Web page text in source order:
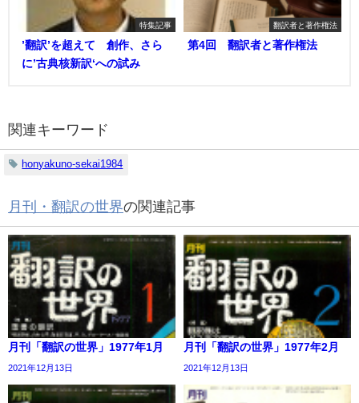
特集記事
’翻訳’を超えて 創作、さら
に’古典核新訳‘への試み
翻訳者と著作権法
第4回 翻訳者と著作権法
関連キーワード
honyakuno-sekai1984
月刊・翻訳の世界の関連記事
月刊「翻訳の世界」1977年1月
2021年12月13日
月刊「翻訳の世界」1977年2月
2021年12月13日